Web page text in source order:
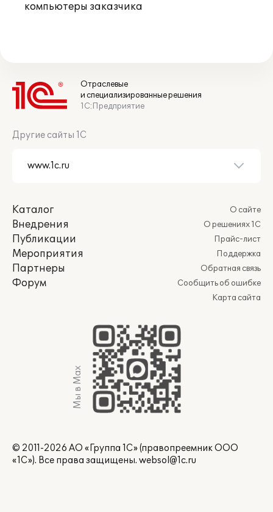
компьютеры заказчика
Отраслевые
и специализированные решения
1С:Предприятие
Другие сайты 1С
Каталог
Внедрения
Публикации
Мероприятия
Партнеры
Форум
О сайте
О решениях 1С
Прайс-лист
Поддержка
Обратная связь
Сообщить об ошибке
Карта сайта
Мы в Max
© 2011-2026 АО «Группа 1С» (правопреемник ООО
«1С»). Все права защищены. websol@1c.ru